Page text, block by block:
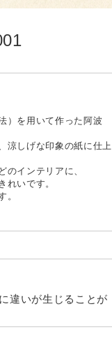
）を用いて作った阿波
涼しげな印象の紙に仕上
のインテリアに、
れいです。
。
違いが生じることが